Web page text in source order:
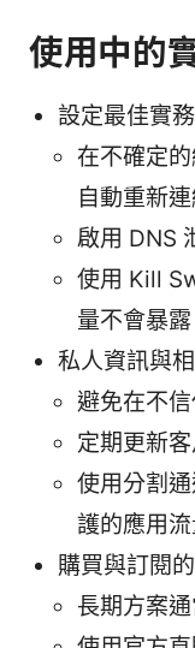
使用中的
設定最佳實務
在不確定
自動重新
啟用 DNS
使用 Kill
量不會暴露
私人資訊與
避免在不
定期更新
使用分割
護的應用
購買與訂閱
長期方案